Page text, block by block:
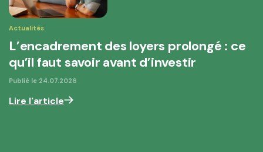
Actualités
L’encadrement des loyers prolongé : ce
qu’il faut savoir avant d’investir
Publié le 24.07.2026
Lire l'article